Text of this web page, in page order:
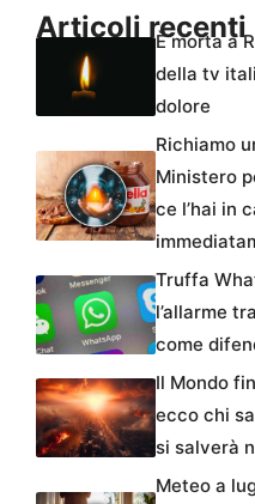
Articoli recenti
È morta a
della tv
dolore
Richiamo
Ministero
ce l’hai in
Truffa
l’allarme
come
Il Mondo
ecco chi
si salverà
Meteo a